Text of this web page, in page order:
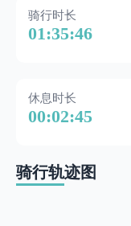
骑行时长
01:35:46
休息时长
00:02:45
骑行轨迹图